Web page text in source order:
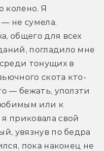
колено. Я
не сумела.
общего для всех
погладило мне
тонущих в
скота кто-
— бежать, уползти
или к
приковала свой
увязнув по бедра
пока наконец не